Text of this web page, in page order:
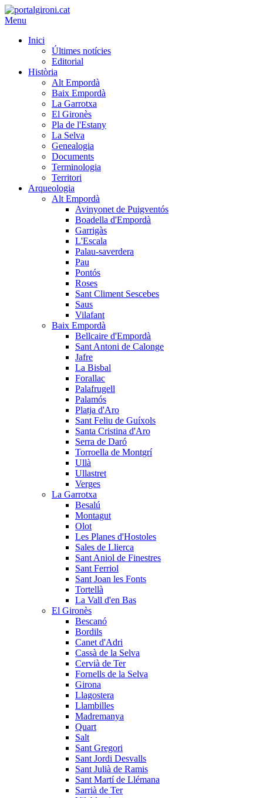
Menu
Inici
Últimes notícies
Editorial
Història
Alt Empordà
Baix Empordà
La Garrotxa
El Gironès
Pla de l'Estany
La Selva
Genealogia
Documents
Terminologia
Territori
Arqueologia
Alt Empordà
Avinyonet de Puigventós
Boadella d'Empordà
Garrigàs
L'Escala
Palau-saverdera
Pau
Pontós
Roses
Sant Climent Sescebes
Saus
Vilafant
Baix Empordà
Bellcaire d'Empordà
Sant Antoni de Calonge
Jafre
La Bisbal
Forallac
Palafrugell
Palamós
Platja d'Aro
Sant Feliu de Guíxols
Santa Cristina d'Aro
Serra de Daró
Torroella de Montgrí
Ullà
Ullastret
Verges
La Garrotxa
Besalú
Montagut
Olot
Les Planes d'Hostoles
Sales de Llierca
Sant Aniol de Finestres
Sant Ferriol
Sant Joan les Fonts
Tortellà
La Vall d'en Bas
El Gironès
Bescanó
Bordils
Canet d'Adri
Cassà de la Selva
Cervià de Ter
Fornells de la Selva
Girona
Llagostera
Llambilles
Madremanya
Quart
Salt
Sant Gregori
Sant Jordi Desvalls
Sant Julià de Ramis
Sant Martí de Llémana
Sarrià de Ter